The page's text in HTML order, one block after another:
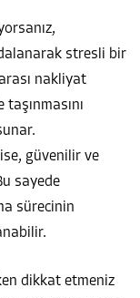
stresli bir
nakliyat
güvenilir ve
sayede
sürecinin
dikkat etmeniz